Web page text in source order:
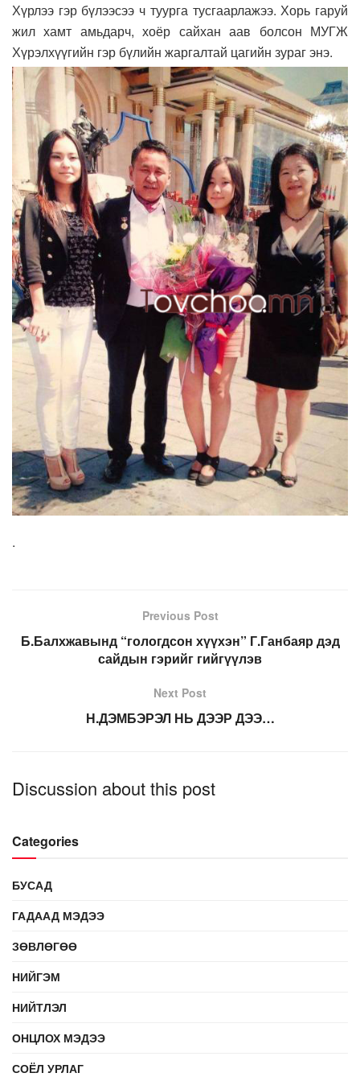
Хүрлээ гэр бүлээсээ ч туурга тусгаарлажээ. Хорь гаруй
жил хамт амьдарч, хоёр сайхан аав болсон МУГЖ
Хүрэлхүүгийн гэр бүлийн жаргалтай цагийн зураг энэ.
.
Previous Post
Б.Балхжавынд “гологдсон хүүхэн” Г.Ганбаяр дэд
сайдын гэрийг гийгүүлэв
Next Post
Н.ДЭМБЭРЭЛ НЬ ДЭЭР ДЭЭ…
Discussion about this post
Categories
БУСАД
ГАДААД МЭДЭЭ
ЗӨВЛӨГӨӨ
НИЙГЭМ
НИЙТЛЭЛ
ОНЦЛОХ МЭДЭЭ
СОЁЛ УРЛАГ